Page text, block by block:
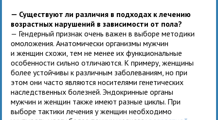
— Существуют ли различия в подходах к лечению
возрастных нарушений в зависимости от пола?
— Гендерный признак очень важен в выборе методики
омоложения. Анатомически организмы мужчин
и женщин схожи, тем не менее их функциональные
особенности сильно отличаются. К примеру, женщины
более устойчивы к различным заболеваниям, но при
этом они часто являются носителями генетических
наследственных болезней. Эндокринные органы
мужчин и женщин также имеют разные циклы. При
выборе тактики лечения у женщин необходимо